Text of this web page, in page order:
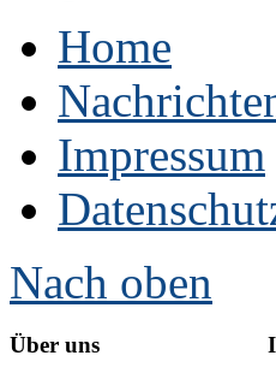
Home
Impressum
Nach oben
Über uns